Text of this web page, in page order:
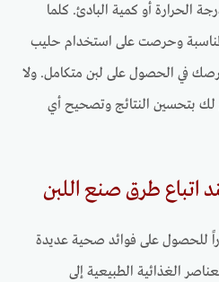
الحرارة أو كمية البادئ. كلما
وحرصت على استخدام حليب
في الحصول على لبن متكامل. ولا
لك بتحسين النتائج وتصحيح أي
اتباع طرق صنع اللبن
للحصول على فوائد صحية عديدة
الغذائية الطبيعية إلى